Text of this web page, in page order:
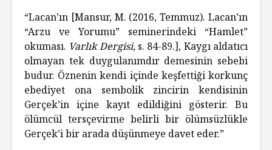
“Lacan’ın [Mansur, M. (2016, Temmuz). Lacan’ın
“Arzu ve Yorumu” seminerindeki “Hamlet”
okuması. Varlık Dergisi, s. 84-89.], Kaygı aldatıcı
olmayan tek duygulanımdır demesinin sebebi
budur. Öznenin kendi içinde keşfettiği korkunç
ebediyet ona sembolik zincirin kendisinin
Gerçek’in içine kayıt edildiğini gösterir. Bu
ölümcül tersçevirme belirli bir ölümsüzlükle
Gerçek’i bir arada düşünmeye davet eder.”